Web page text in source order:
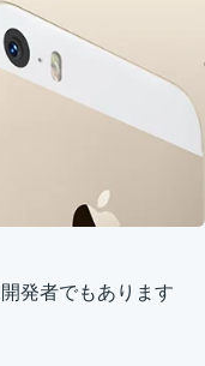
発者でもあります